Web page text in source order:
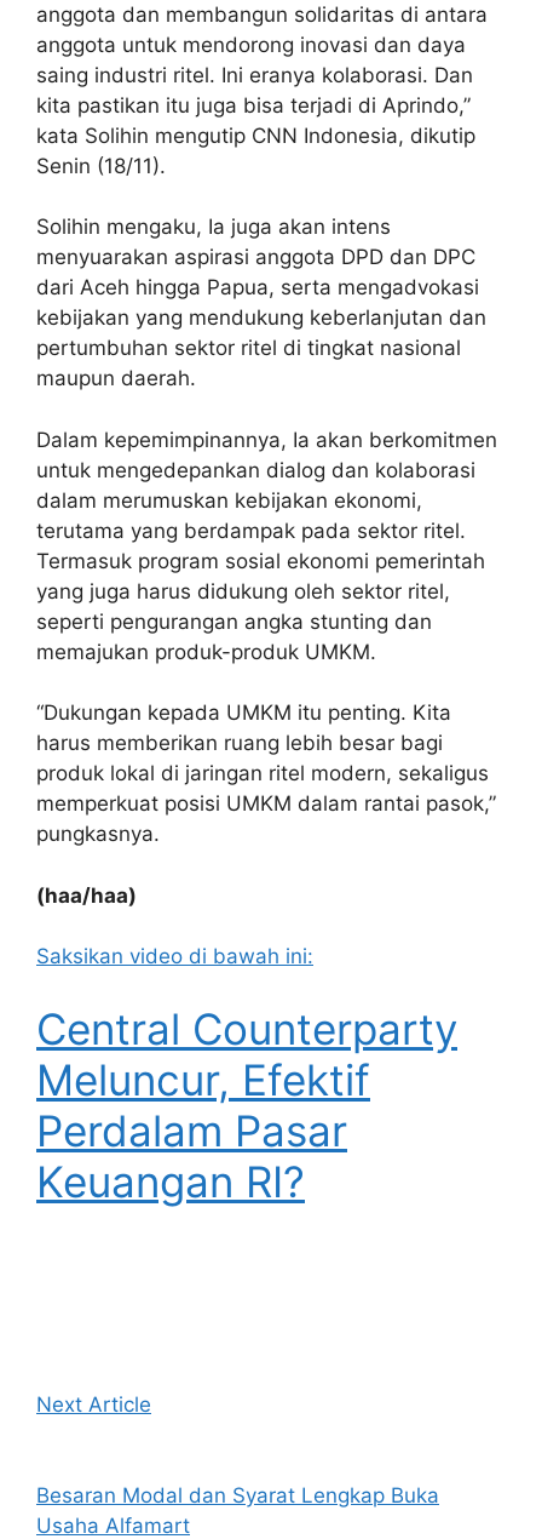
anggota dan membangun solidaritas di antara
anggota untuk mendorong inovasi dan daya
saing industri ritel. Ini eranya kolaborasi. Dan
kita pastikan itu juga bisa terjadi di Aprindo,”
kata Solihin mengutip CNN Indonesia, dikutip
Senin (18/11).
Solihin mengaku, Ia juga akan intens
menyuarakan aspirasi anggota DPD dan DPC
dari Aceh hingga Papua, serta mengadvokasi
kebijakan yang mendukung keberlanjutan dan
pertumbuhan sektor ritel di tingkat nasional
maupun daerah.
Dalam kepemimpinannya, Ia akan berkomitmen
untuk mengedepankan dialog dan kolaborasi
dalam merumuskan kebijakan ekonomi,
terutama yang berdampak pada sektor ritel.
Termasuk program sosial ekonomi pemerintah
yang juga harus didukung oleh sektor ritel,
seperti pengurangan angka stunting dan
memajukan produk-produk UMKM.
“Dukungan kepada UMKM itu penting. Kita
harus memberikan ruang lebih besar bagi
produk lokal di jaringan ritel modern, sekaligus
memperkuat posisi UMKM dalam rantai pasok,”
pungkasnya.
(haa/haa)
Saksikan video di bawah ini:
Central Counterparty
Meluncur, Efektif
Perdalam Pasar
Keuangan RI?
Next Article
Besaran Modal dan Syarat Lengkap Buka
Usaha Alfamart